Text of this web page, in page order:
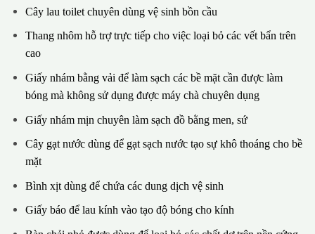
Cây lau toilet chuyên dùng vệ sinh bồn cầu
Thang nhôm hỗ trợ trực tiếp cho việc loại bỏ các vết bẩn trên
cao
Giấy nhám bằng vải để làm sạch các bề mặt cần được làm
bóng mà không sử dụng được máy chà chuyên dụng
Giấy nhám mịn chuyên làm sạch đồ bằng men, sứ
Cây gạt nước dùng để gạt sạch nước tạo sự khô thoáng cho bề
mặt
Bình xịt dùng để chứa các dung dịch vệ sinh
Giấy báo để lau kính vào tạo độ bóng cho kính